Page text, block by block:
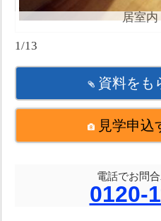
居室
1/13
資料をも
見学申込
電話でお問合
0120-